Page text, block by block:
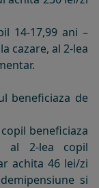
14-17,99 ani –
cazare, al 2-lea
beneficiaza de
beneficiaza
al 2-lea copil
achita 46 lei/zi
si